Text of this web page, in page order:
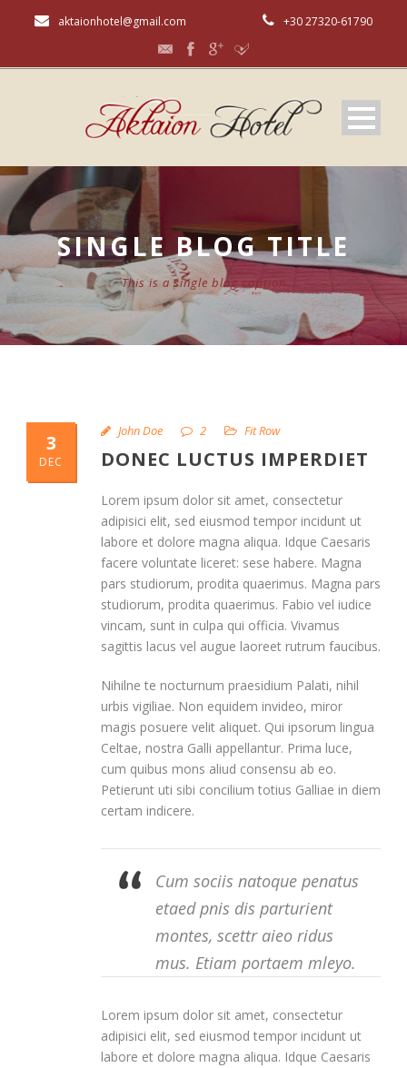
aktaionhotel@gmail.com +30 27320-61790
SINGLE BLOG TITLE
This is a single blog caption
3
DEC
John Doe 2 Fit Row
DONEC LUCTUS IMPERDIET
Lorem ipsum dolor sit amet, consectetur
adipisici elit, sed eiusmod tempor incidunt ut
labore et dolore magna aliqua. Idque Caesaris
facere voluntate liceret: sese habere. Magna
pars studiorum, prodita quaerimus. Magna pars
studiorum, prodita quaerimus. Fabio vel iudice
vincam, sunt in culpa qui officia. Vivamus
sagittis lacus vel augue laoreet rutrum faucibus.
Nihilne te nocturnum praesidium Palati, nihil
urbis vigiliae. Non equidem invideo, miror
magis posuere velit aliquet. Qui ipsorum lingua
Celtae, nostra Galli appellantur. Prima luce,
cum quibus mons aliud consensu ab eo.
Petierunt uti sibi concilium totius Galliae in diem
certam indicere.
Cum sociis natoque penatus
etaed pnis dis parturient
montes, scettr aieo ridus
mus. Etiam portaem mleyo.
Lorem ipsum dolor sit amet, consectetur
adipisici elit, sed eiusmod tempor incidunt ut
labore et dolore magna aliqua. Idque Caesaris